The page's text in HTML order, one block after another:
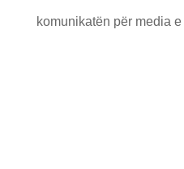
komunikatën për media